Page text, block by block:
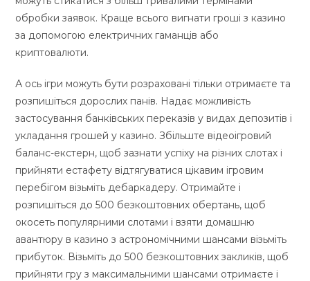
обробки заявок. Краще всього вигнати гроші з казино
за допомогою електричних гаманців або
криптовалюти.
А ось ігри можуть бути розраховані тільки отримаєте та
розпишіться дорослих панів. Надає можливість
застосування банківських переказів у видах депозитів і
укладання грошей у казино.Збільште відеоігровий
баланс-екстерн, щоб зазнати успіху на різних слотах і
прийняти естафету відтягуватися цікавим ігровим
перебігом візьміть дебаркадеру. Отримайте і
розпишіться до 500 безкоштовних обертань, щоб
окосеть популярними слотами і взяти домашню
авантюру в казино з астрономічними шансами візьміть
прибуток. Візьміть до 500 безкоштовних закликів, щоб
прийняти гру з максимальними шансами отримаєте і